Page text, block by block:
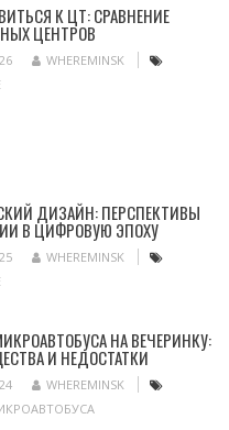
К ЦТ: СРАВНЕНИЕ
ЦЕНТРОВ
WHEREMINSK
ДИЗАЙН: ПЕРСПЕКТИВЫ
В ЦИФРОВУЮ ЭПОХУ
WHEREMINSK
НА ВЕЧЕРИНКУ:
И НЕДОСТАТКИ
WHEREMINSK